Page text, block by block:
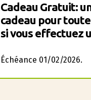
Cadeau Gratuit:
cadeau pour
si vous effectuez
Échéance 01/02/2026.